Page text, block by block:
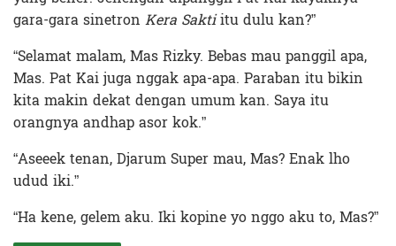
gara-gara sinetron Kera Saktiitu dulu kan?”
“Selamat malam, Mas Rizky. Bebas mau panggil apa,
Mas. Pat Kai juga nggak apa-apa. Paraban itu bikin
kita makin dekat dengan umum kan. Saya itu
orangnya andhap asor kok.”
“Aseeek tenan, Djarum Super mau, Mas? Enak lho
udud iki.”
“Ha kene, gelem aku. Iki kopine yo nggo aku to, Mas?”